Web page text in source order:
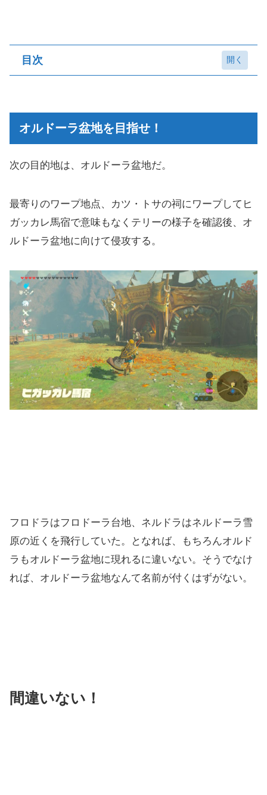
目次
オルドラとの戦い１日目
オルドラとの戦い３日目
オルドラとの戦い４日目
オルドラとの戦い６日目
オルドーラ盆地を目指せ！
次の目的地は、オルドーラ盆地だ。
最寄りのワープ地点、カツ・トサの祠にワープしてヒ
ガッカレ馬宿で意味もなくテリーの様子を確認後、オ
ルドーラ盆地に向けて侵攻する。
フロドラはフロドーラ台地、ネルドラはネルドーラ雪
原の近くを飛行していた。となれば、もちろんオルド
ラもオルドーラ盆地に現れるに違いない。そうでなけ
れば、オルドーラ盆地なんて名前が付くはずがない。
間違いない！